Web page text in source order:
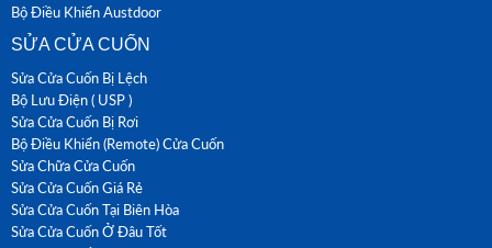
Bộ Điều Khiển Austdoor
SỬA CỬA CUỐN
Sửa Cửa Cuốn Bị Lệch
Bộ Lưu Điện ( USP )
Sửa Cửa Cuốn Bị Rơi
Bộ Điều Khiển (Remote) Cửa Cuốn
Sửa Chữa Cửa Cuốn
Sửa Cửa Cuốn Giá Rẻ
Sửa Cửa Cuốn Tại Biên Hòa
Sửa Cửa Cuốn Ở Đâu Tốt